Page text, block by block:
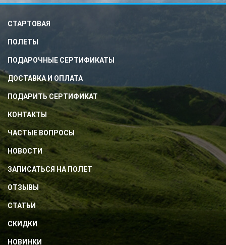
СТАРТОВАЯ
ПОЛЕТЫ
ПОДАРОЧНЫЕ СЕРТИФИКАТЫ
ДОСТАВКА И ОПЛАТА
ПОДАРИТЬ СЕРТИФИКАТ
КОНТАКТЫ
ЧАСТЫЕ ВОПРОСЫ
НОВОСТИ
ЗАПИСАТЬСЯ НА ПОЛЕТ
ОТЗЫВЫ
СТАТЬИ
СКИДКИ
НОВИНКИ